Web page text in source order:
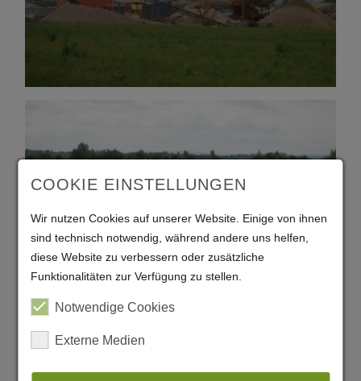
COOKIE EINSTELLUNGEN
Wir nutzen Cookies auf unserer Website. Einige von ihnen
sind technisch notwendig, während andere uns helfen,
diese Website zu verbessern oder zusätzliche
Funktionalitäten zur Verfügung zu stellen.
Notwendige Cookies
Externe Medien